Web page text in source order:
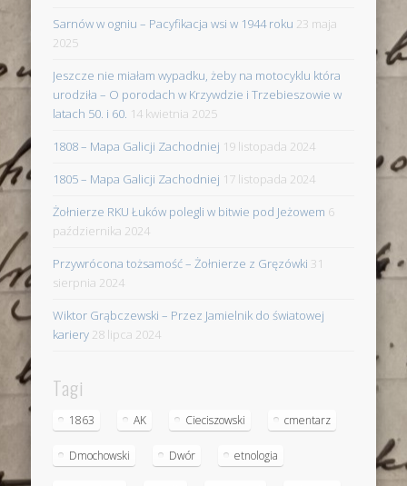
Sarnów w ogniu – Pacyfikacja wsi w 1944 roku 23 maja
2025
Jeszcze nie miałam wypadku, żeby na motocyklu która
urodziła – O porodach w Krzywdzie i Trzebieszowie w
latach 50. i 60. 14 kwietnia 2025
1808 – Mapa Galicji Zachodniej 19 listopada 2024
1805 – Mapa Galicji Zachodniej 17 listopada 2024
Żołnierze RKU Łuków polegli w bitwie pod Jeżowem 6
października 2024
Przywrócona tożsamość – Żołnierze z Gręzówki 31
sierpnia 2024
Wiktor Grąbczewski – Przez Jamielnik do światowej
kariery 28 lipca 2024
Tagi
1863 AK Cieciszowski cmentarz
Dmochowski Dwór etnologia